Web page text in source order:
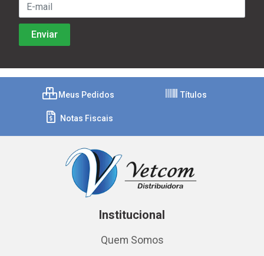
Meus Pedidos Títulos
Notas Fiscais
Institucional
Quem Somos